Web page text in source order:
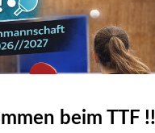
beim TTF !!